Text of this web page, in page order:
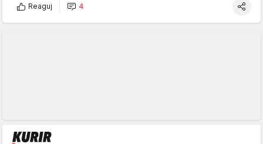
Reaguj 4